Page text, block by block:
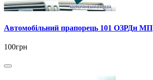
Автомобільний прапорець 101 ОЗРДн МП
100грн